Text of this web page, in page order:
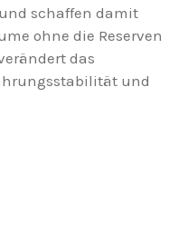
schaffen damit
ohne die Reserven
das
und